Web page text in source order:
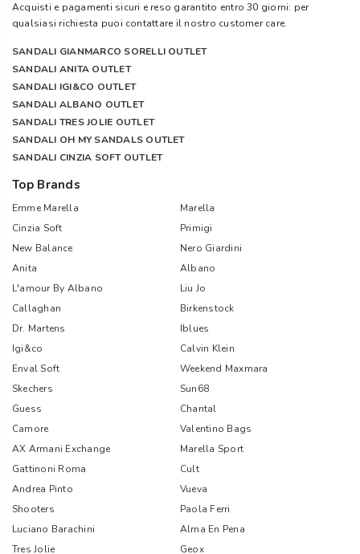
Acquisti e pagamenti sicuri e reso garantito entro 30 giorni: per
qualsiasi richiesta puoi contattare il nostro customer care.
SANDALI GIANMARCO SORELLI OUTLET
SANDALI ANITA OUTLET
SANDALI IGI&CO OUTLET
SANDALI ALBANO OUTLET
SANDALI TRES JOLIE OUTLET
SANDALI OH MY SANDALS OUTLET
SANDALI CINZIA SOFT OUTLET
Top Brands
Emme Marella
Marella
Cinzia Soft
Primigi
New Balance
Nero Giardini
Anita
Albano
L'amour By Albano
Liu Jo
Callaghan
Birkenstock
Dr. Martens
Iblues
Igi&co
Calvin Klein
Enval Soft
Weekend Maxmara
Skechers
Sun68
Guess
Chantal
Camore
Valentino Bags
AX Armani Exchange
Marella Sport
Gattinoni Roma
Cult
Andrea Pinto
Vueva
Shooters
Paola Ferri
Luciano Barachini
Alma En Pena
Tres Jolie
Geox